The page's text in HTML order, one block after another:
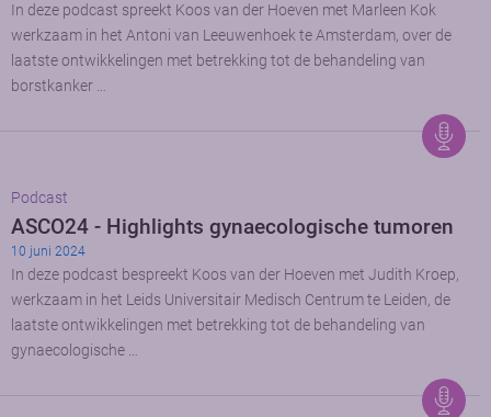
In deze podcast spreekt Koos van der Hoeven met Marleen Kok
werkzaam in het Antoni van Leeuwenhoek te Amsterdam, over de
laatste ontwikkelingen met betrekking tot de behandeling van
borstkanker …
Podcast
ASCO24 - Highlights gynaecologische tumoren
10 juni 2024
In deze podcast bespreekt Koos van der Hoeven met Judith Kroep,
werkzaam in het Leids Universitair Medisch Centrum te Leiden, de
laatste ontwikkelingen met betrekking tot de behandeling van
gynaecologische …